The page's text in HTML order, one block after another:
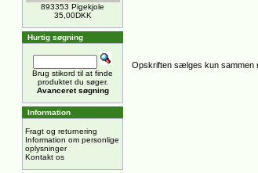
893353 Pigekjole
35,00DKK
Hurtig søgning
Brug stikord til at finde
produktet du søger.
Avanceret søgning
Information
Fragt og returnering
Information om personlige
oplysninger
Kontakt os
Opskriften sælges kun sammen